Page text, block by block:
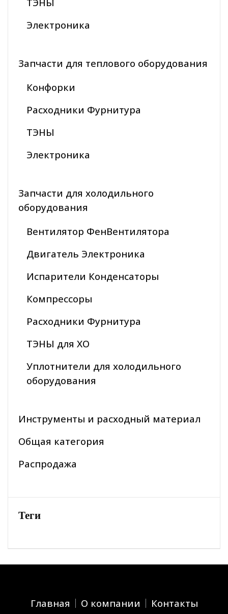
Электроника
Запчасти для теплового оборудования
Конфорки
Расходники Фурнитура
ТЭНЫ
Электроника
Запчасти для холодильного
оборудования
Вентилятор ФенВентилятора
Двигатель Электроника
Испарители Конденсаторы
Компрессоры
Расходники Фурнитура
ТЭНЫ для ХО
Уплотнители для холодильного
оборудования
Инструменты и расходный материал
Общая категория
Распродажа
Теги
Главная О компании Контакты